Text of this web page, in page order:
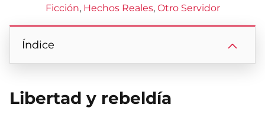
Ficción, Hechos Reales, Otro Servidor
Índice
Libertad y rebeldía